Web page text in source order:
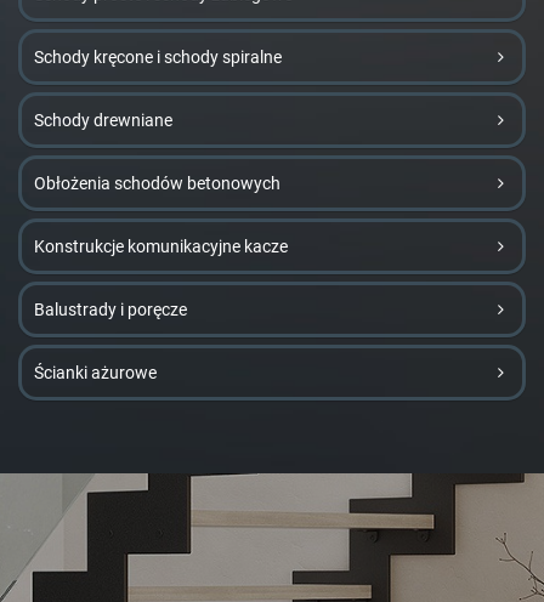
Schody kręcone i schody spiralne
Schody drewniane
Obłożenia schodów betonowych
Konstrukcje komunikacyjne kacze
Balustrady i poręcze
Ścianki ażurowe